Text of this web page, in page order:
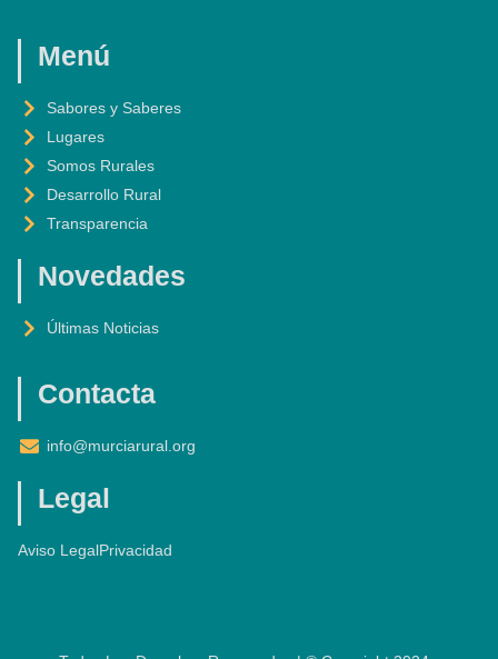
E
Menú
Sabores y Saberes
Lugares
Somos Rurales
Desarrollo Rural
Transparencia
Novedades
Últimas Noticias
Contacta
info@murciarural.org
Legal
Aviso LegalPrivacidad